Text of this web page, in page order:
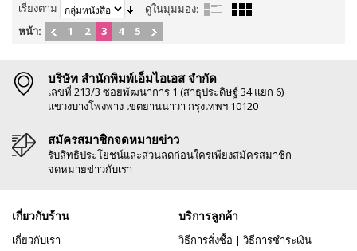
เรียงตาม
ดูในมุมมอง:
หน้า:
1 2 3 4 5
บริษัท สำนักพิมพ์เอ็มไอเอส จำกัด
เลขที่ 213/3 ซอยพัฒนาการ 1 (สาธุประดิษฐ์ 34 แยก 6)
แขวงบางโพงพาง เขตยานนาวา กรุงเทพฯ 10120
สมัครสมาชิกจดหมายข่าว
รับสิทธิประโยชน์และส่วนลดก่อนใครเพียงสมัครสมาชิก
จดหมายข่าวกับเรา
เกี่ยวกับร้าน
เกี่ยวกับเรา
บริการลูกค้า
วิธีการสั่งซื้อ | วิธีการชำระเงิน